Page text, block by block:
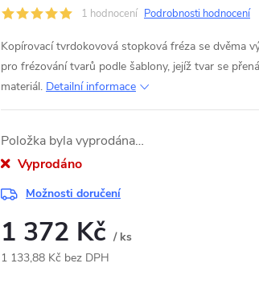
1 hodnocení Podrobnosti hodnocení
Kopírovací tvrdokovová stopková fréza se dvěma
pro frézování tvarů podle šablony, jejíž tvar se
materiál. Detailní informace
Položka byla vyprodána…
Vyprodáno
Možnosti doručení
1 372 Kč / ks
1 133,88 Kč bez DPH